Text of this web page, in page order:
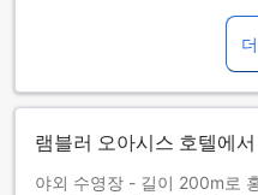
램블러 오아시스 호텔에
야외 수영장 - 길이 200m로